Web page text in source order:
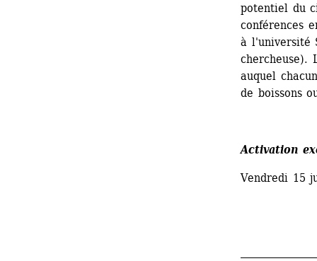
potentiel du
conférences
à l'université
chercheuse).
auquel
de boissons
Activation
Vendredi 15